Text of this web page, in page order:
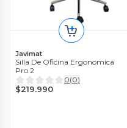
Javimat
Silla De Oficina Ergonomica
Pro 2
0(0)
$219.990